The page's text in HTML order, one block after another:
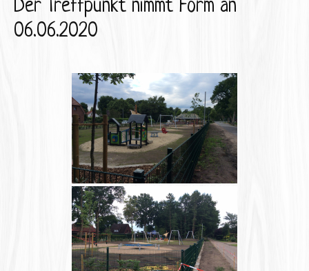
Der Treffpunkt nimmt Form an
06.06.2020